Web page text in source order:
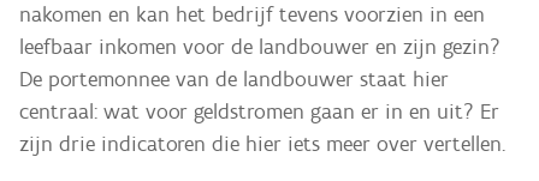
nakomen en kan het bedrijf tevens voorzien in een
leefbaar inkomen voor de landbouwer en zijn gezin?
De portemonnee van de landbouwer staat hier
centraal: wat voor geldstromen gaan er in en uit? Er
zijn drie indicatoren die hier iets meer over vertellen.